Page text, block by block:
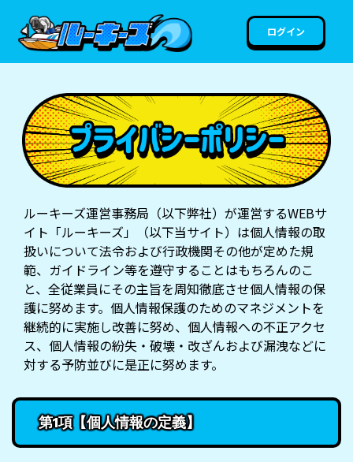
ログイン
ルーキーズ運営事務局（以下弊社）が運営するWEBサ
イト「ルーキーズ」（以下当サイト）は個人情報の取
扱いについて法令および行政機関その他が定めた規
範、ガイドライン等を遵守することはもちろんのこ
と、全従業員にその主旨を周知徹底させ個人情報の保
護に努めます。個人情報保護のためのマネジメントを
継続的に実施し改善に努め、個人情報への不正アクセ
ス、個人情報の紛失・破壊・改ざんおよび漏洩などに
対する予防並びに是正に努めます。
第1項【個人情報の定義】